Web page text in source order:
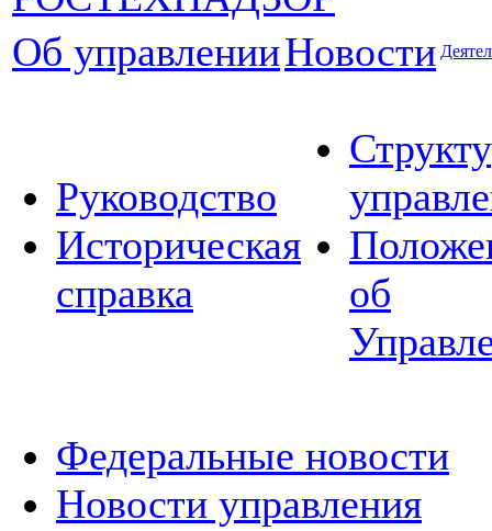
Об управленииНовости
Руководство
Историческая
справка
об
Федеральные новости
Новости управления